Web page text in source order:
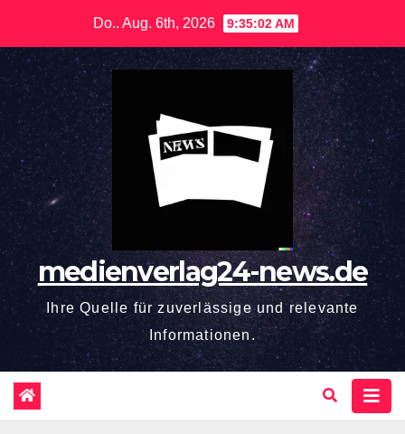
springen
Do.. Aug. 6th, 2026 9:35:04 AM
medienverlag24-news.de
Ihre Quelle für zuverlässige und relevante
Informationen.